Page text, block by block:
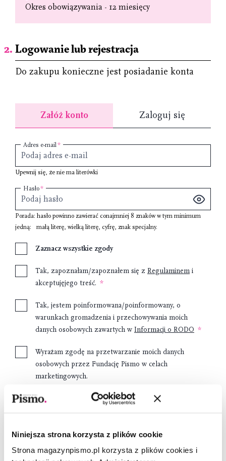
Niniejsza strona korzysta z plików cookie
Strona magazynpismo.pl korzysta z plików cookies i
Okres obowiązywania - 12 miesięcy
Logowanie lub rejestracja
Do zakupu konieczne jest posiadanie konta
Załóż konto
Adres e-mail
Upewnij się, że nie ma literówki
Hasło
Porada: hasło powinno zawierać conajmniej 8 znakóww tym minimum
jedną:
małą literę wielką literę cyfrę znak specjalny.
Zaznacz wszystkie zgody
Tak, zapoznałam/zapoznałem się z Regulaminem i
akceptujęjego treść.
Tak, jestem poinformowana/poinformowany, o
warunkach gromadzenia i przechowywania moich
danych osobowych zawartych w Informacji o RODO
Wyrażam zgodę na przetwarzanie moich danych
osobowych przez Fundację Pismo w celach
marketingowych.
Załóż konto
Zaloguj się
Dostawa